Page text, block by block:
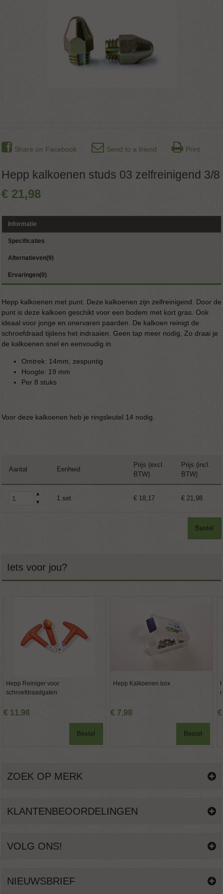
Share on Facebook Send to a friend Print
Hepp kalkoenen studs 03 zelfreinigend 3/8
€ 21,98
Informatie
Specificaties
Alternatieven(9)
Ervaringen(0)
Hepp kalkoenen met punt. Deze kalkoenen zijn zelfreinigend. Door de
punt is deze kalkoen geschikt voor een bodem met kort gras. Ook
ideaal voor jonge en onervaren paarden. De kalkoen reinigt de
schroefdraad tijdens het indraaien. Geen tap meer nodig, Zo draai je
de kalkoenen snel en eenvoudig in.
Omtrek: 14mm, zespuntig
Hoogte: 19 mm
Per 8 stuks
Voor deze kalkoenen heb je ringsleutel 14 nodig.
Aantal Eenheid
Prijs (excl.
BTW)
Prijs (incl.
BTW)
▲
▼
1 set € 18,17 € 21,98
Bestel
Iets voor jou?
Hepp Reiniger voor
schroefdraadgaten
€ 11,98
Bestel
Hepp Kalkoenen box
€ 7,98
Bestel
€
ZOEK OP MERK
KLANTENBEOORDELINGEN
VOLG ONS!
NIEUWSBRIEF